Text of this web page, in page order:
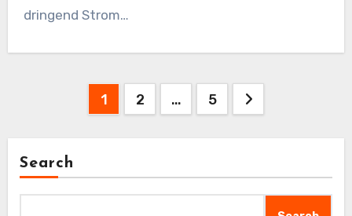
dringend Strom…
1 2 … 5
Search